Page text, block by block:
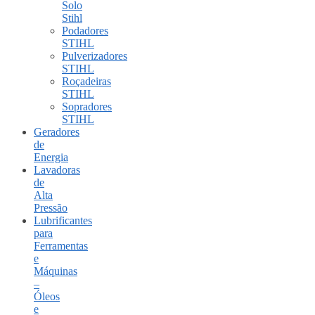
Solo
Stihl
Podadores
STIHL
Pulverizadores
STIHL
Roçadeiras
STIHL
Sopradores
STIHL
Geradores
de
Energia
Lavadoras
de
Alta
Pressão
Lubrificantes
para
Ferramentas
e
Máquinas
–
Óleos
e